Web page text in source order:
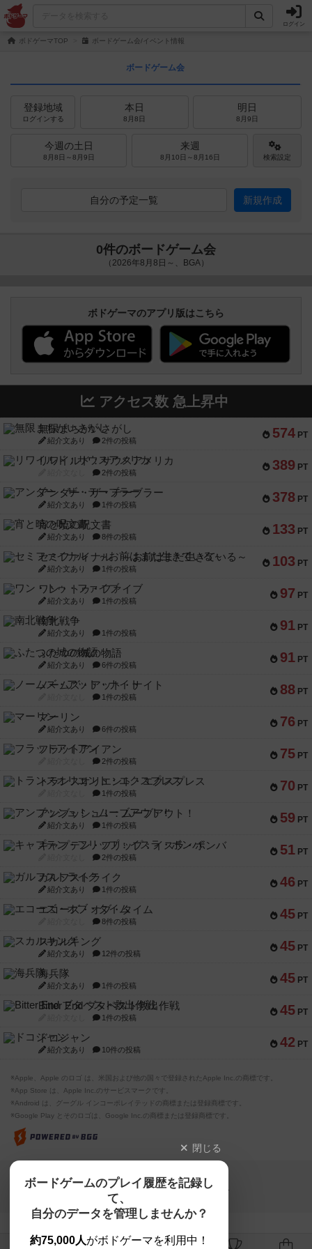
ログイン
ボドゲーマTOP ボードゲーム会/イベント情報
ボードゲーム会
登録地域
ログインする
本日
8月8日
明日
8月9日
今週の土日
8月8日～8月9日
来週
8月10日～8月16日 検索設定
自分の予定一覧 新規作成
0件のボードゲーム会
（2026年8月8日～、BGA）
ボドゲーマのアプリ版はこちら
アクセス数 急上昇中
574 PT
無限まちがいさがし
紹介文あり 2件の投稿
389 PT
リワイルド：サウスアメリカ
2件の投稿
378 PT
アンダー・ザ・テーブラー
紹介文あり 1件の投稿
133 PT
宵と暁の呪文書
紹介文あり 8件の投稿
103 PT
セミファイナル ～お前はまだ生きている～
紹介文あり 1件の投稿
97 PT
ワン・トゥ・ファイブ
紹介文あり 1件の投稿
91 PT
南北戦争
紹介文あり 1件の投稿
91 PT
ふたつの城の物語
紹介文あり 6件の投稿
88 PT
ノームズ・アット・ナイト
1件の投稿
76 PT
マーリン
紹介文あり 6件の投稿
75 PT
フラットアイアン
2件の投稿
70 PT
トランスオリエント・エクスプレス
1件の投稿
59 PT
アンブッシュ！：ムーブアウト！
紹介文あり 1件の投稿
51 PT
キャプテン・フリップ：イスラ・ボンバ
2件の投稿
46 PT
ガルフストライク
紹介文あり 1件の投稿
45 PT
エコーズ・オブ・タイム
8件の投稿
45 PT
スカルキング
紹介文あり 12件の投稿
45 PT
海兵隊
紹介文あり 1件の投稿
45 PT
Bitter End ブタペスト救出作戦
1件の投稿
42 PT
ドコジャン
紹介文あり 10件の投稿
※Apple、Apple のロゴ は、米国および他の国々で登録されたApple Inc.の商標です。
※App Store は、Apple Inc.のサービスマークです。
※Android は、グーグル インコーポレイテッドの商標または登録商標です。
※Google Play とそのロゴは、Google Inc.の商標または登録商標です。
閉じる
ボードゲームのプレイ履歴を記録し
て、
自分のデータを管理しませんか？
約75,000人がボドゲーマを利用中！
Copyright (c)
【ボドゲーマ】ボードゲームの総合情報サイト